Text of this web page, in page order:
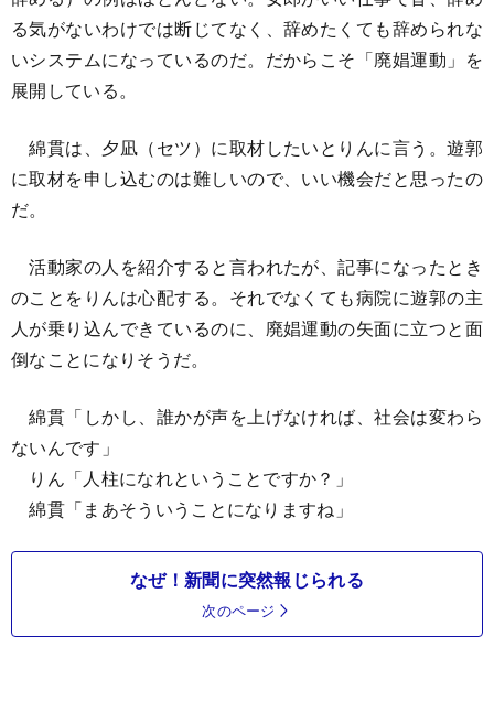
る気がないわけでは断じてなく、辞めたくても辞められな
いシステムになっているのだ。だからこそ「廃娼運動」を
展開している。
綿貫は、夕凪（セツ）に取材したいとりんに言う。遊郭
に取材を申し込むのは難しいので、いい機会だと思ったの
だ。
活動家の人を紹介すると言われたが、記事になったとき
のことをりんは心配する。それでなくても病院に遊郭の主
人が乗り込んできているのに、廃娼運動の矢面に立つと面
倒なことになりそうだ。
綿貫「しかし、誰かが声を上げなければ、社会は変わら
ないんです」
りん「人柱になれということですか？」
綿貫「まあそういうことになりますね」
なぜ！新聞に突然報じられる
次のページ